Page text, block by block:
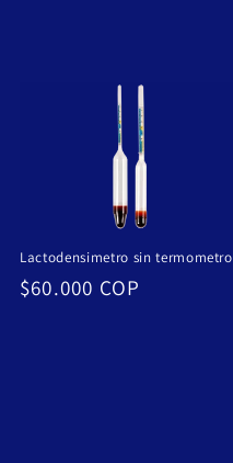
Lactodensimetro sin termometro
Precio
$60.000 COP